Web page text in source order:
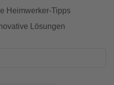
Heimwerker-Tipps
Lösungen